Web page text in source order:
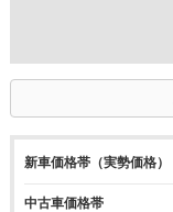
新車価格帯（実勢価格）
中古車価格帯